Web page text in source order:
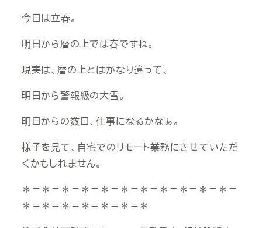
今日は立春。
明日から暦の上では春ですね。
現実は、暦の上とはかなり違って、
明日から警報級の大雪。
明日からの数日、仕事になるかなぁ。
様子を見て、自宅でのリモート業務にさせていただ
くかもしれません。
＊＝＊＝＊＝＊＝＊＝＊＝＊＝＊＝＊＝＊＝＊＝
＊＝＊＝＊＝＊＝＊＝＊＝＊